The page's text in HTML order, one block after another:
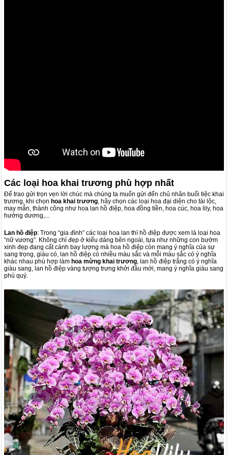
Các loại hoa khai trương phù hợp nhất
Để trao gửi trọn vẹn lời chúc mà chúng ta muốn gửi đến chủ nhân buổi tiệc khai
trương, khi chọn hoa khai trương , hãy chọn các loại hoa đại diện cho tài lộc,
may mắn, thành công như hoa lan hồ điệp, hoa đồng tiền, hoa cúc, hoa lily, hoa
hướng dương,...
Lan hồ điệp: Trong “gia đình” các loại hoa lan thì hồ điệp được xem là loại hoa
“nữ vương”. Không chỉ đẹp ở kiểu dáng bên ngoài, tựa như những con bướm
xinh đẹp đang cất cánh bay lượng mà hoa hồ điệp còn mang ý nghĩa của sự
sang trọng, giàu có, lan hồ điệp có nhiều màu sắc và mỗi màu sắc có ý nghĩa
khác nhau phù hợp làm hoa mừng khai trương , lan hồ điệp trắng có ý nghĩa
giàu sang, lan hồ điệp vàng tượng trưng khởi đầu mới, mang ý nghĩa giàu sang
phú quý.